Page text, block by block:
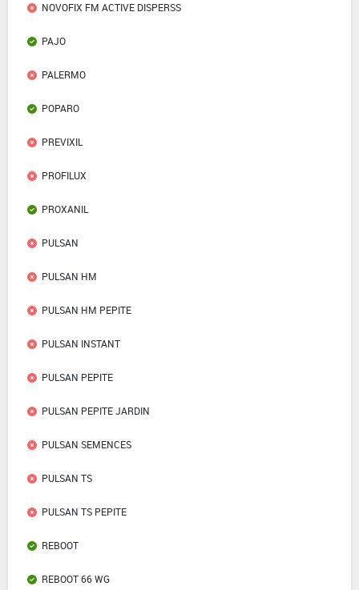
NOVOFIX FM ACTIVE DISPERSS
PAJO
PALERMO
POPARO
PREVIXIL
PROFILUX
PROXANIL
PULSAN
PULSAN HM
PULSAN HM PEPITE
PULSAN INSTANT
PULSAN PEPITE
PULSAN PEPITE JARDIN
PULSAN SEMENCES
PULSAN TS
PULSAN TS PEPITE
REBOOT
REBOOT 66 WG